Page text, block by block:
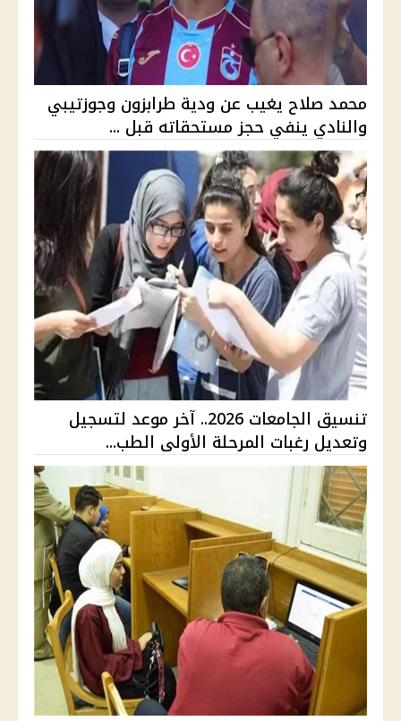
محمد صلاح يغيب عن ودية طرابزون وجوزتيبي
والنادي ينفي حجز مستحقاته قبل ...
تنسيق الجامعات 2026.. آخر موعد لتسجيل
وتعديل رغبات المرحلة الأولى الطب...